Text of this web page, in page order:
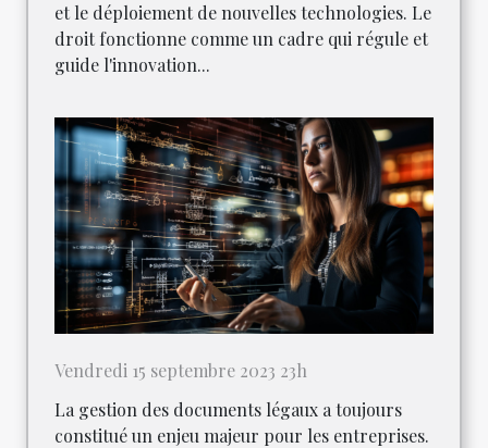
et le déploiement de nouvelles technologies. Le
droit fonctionne comme un cadre qui régule et
guide l'innovation...
Vendredi 15 septembre 2023 23h
La gestion des documents légaux a toujours
constitué un enjeu majeur pour les entreprises.